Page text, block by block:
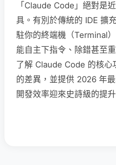
「Claude Code」絕對是
具。有別於傳統的 IDE 擴
駐你的終端機（Terminal
能自主下指令、除錯甚至
了解 Claude Code 的核
的差異，並提供 2026 年
開發效率迎來史詩級的提升